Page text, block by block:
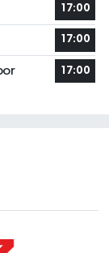
17:00
17:00
17:00